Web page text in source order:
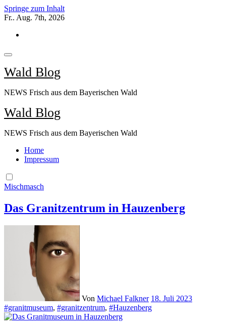
Springe zum Inhalt
Fr.. Aug. 7th, 2026
Wald Blog
NEWS Frisch aus dem Bayerischen Wald
Wald Blog
NEWS Frisch aus dem Bayerischen Wald
Home
Impressum
Mischmasch
Das Granitzentrum in Hauzenberg
Von Michael Falkner 18. Juli 2023
#granitmuseum, #granitzentrum, #Hauzenberg